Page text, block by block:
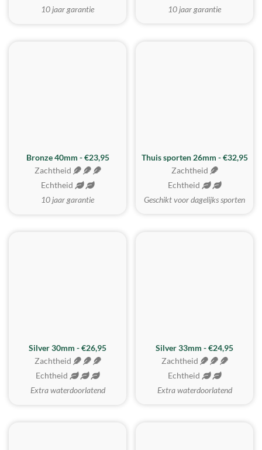
10 jaar garantie
10 jaar garantie
Bronze 40mm - €23,95
Zachtheid
Echtheid
10 jaar garantie
Thuis sporten 26mm - €32,95
Zachtheid
Echtheid
Geschikt voor dagelijks sporten
Silver 30mm - €26,95
Zachtheid
Echtheid
Extra waterdoorlatend
Silver 33mm - €24,95
Zachtheid
Echtheid
Extra waterdoorlatend